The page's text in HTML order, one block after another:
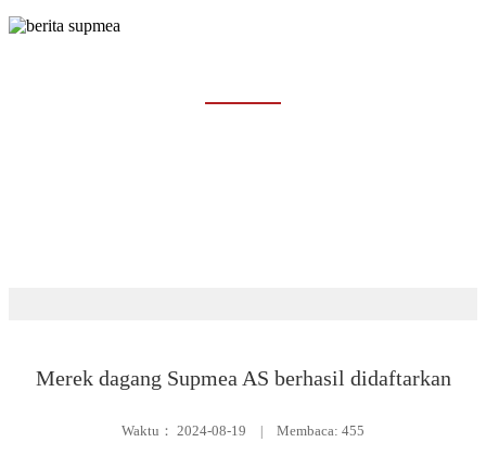
Merek dagang Supmea AS berhasil didaftarkan
Waktu： 2024-08-19 | Membaca: 455